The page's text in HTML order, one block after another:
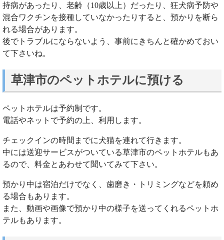
持病があったり、老齢（10歳以上）だったり、狂犬病予防や
混合ワクチンを接種していなかったりすると、預かりを断ら
れる場合があります。
後でトラブルにならないよう、事前にきちんと確かめておい
て下さいね。
草津市のペットホテルに預ける
ペットホテルは予約制です。
電話やネットで予約の上、利用します。
チェックインの時間までに犬猫を連れて行きます。
中には送迎サービスがついている草津市のペットホテルもあ
るので、料金とあわせて聞いてみて下さい。
預かり中は宿泊だけでなく、歯磨き・トリミングなどを頼め
る場合もあります。
また、動画や画像で預かり中の様子を送ってくれるペットホ
テルもあります。